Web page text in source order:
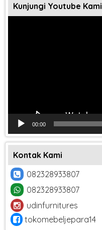
Kunjungi Youtube Kami
00:00
Kontak Kami
082328933807
082328933807
udinfurnitures
tokomebeljepara14